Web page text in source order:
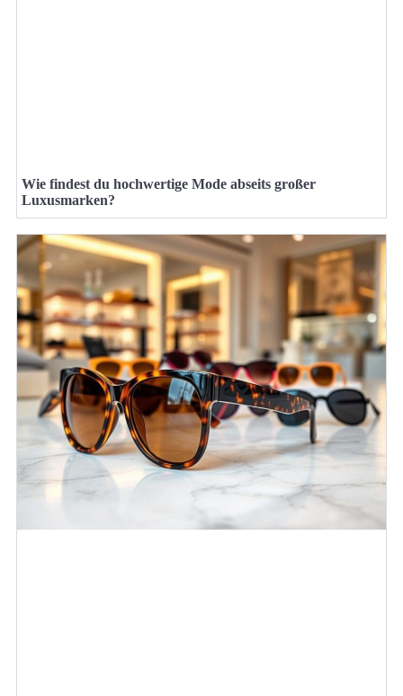
Wie findest du hochwertige Mode abseits großer
Luxusmarken?